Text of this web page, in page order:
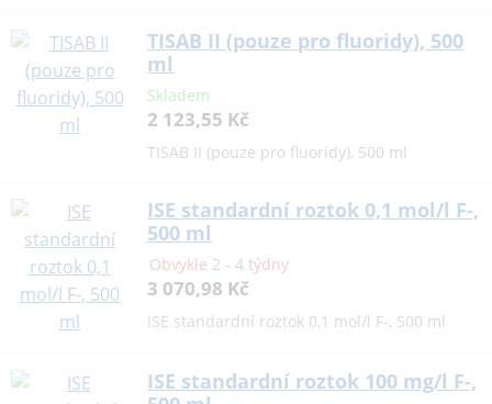
TISAB II (pouze pro fluoridy), 500
ml
Skladem
2 123,55 Kč
TISAB II (pouze pro fluoridy), 500 ml
ISE standardní roztok 0,1 mol/l F-,
500 ml
Obvykle 2 - 4 týdny
3 070,98 Kč
ISE standardní roztok 0,1 mol/l F-, 500 ml
ISE standardní roztok 100 mg/l F-,